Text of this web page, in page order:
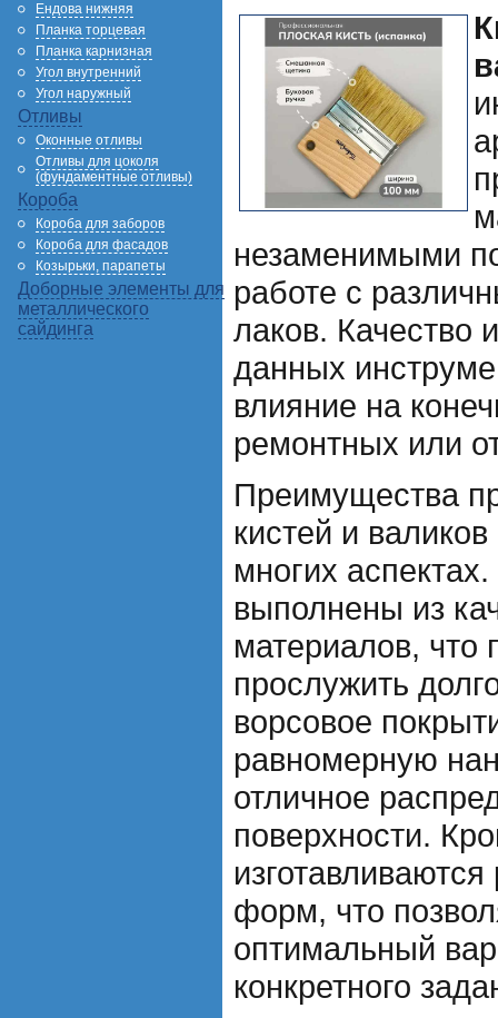
Ендова нижняя
Планка торцевая
Планка карнизная
Угол внутренний
Угол наружный
Отливы
Оконные отливы
Отливы для цоколя
(фундаментные отливы)
Короба
Короба для заборов
Короба для фасадов
Козырьки, парапеты
Доборные элементы для
металлического
сайдинга
незаменимыми
работе с
лаков. Качество
данных
влияние на
ремонтных или
Преимущества
кистей и
многих
выполнены из
материалов, что
прослужить
ворсовое
равномерную
отличное
поверхности.
форм, что
оптимальный
конкретного